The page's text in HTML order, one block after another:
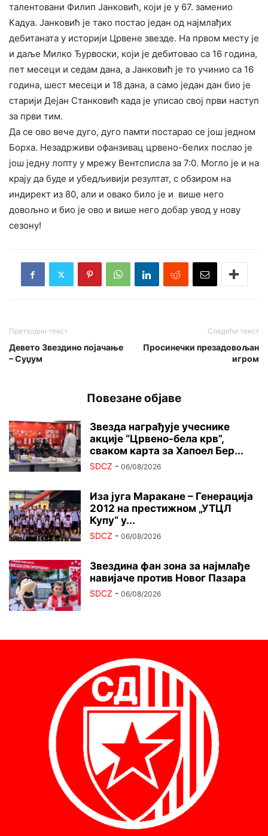
талентовани Филип Јанковић, који је у 67. заменио
Кадуа. Јанковић је тако постао један од најмлађих
дебитаната у историји Црвене звезде. На првом месту је
и даље Милко Ђурвоски, који је дебитовао са 16 година,
пет месеци и седам дана, а Јанковић је то учинио са 16
година, шест месеци и 18 дана, а само један дан био је
старији Дејан Станковић када је уписао свој први наступ
за први тим.
Да се ово вече дуго, дуго памти постарао се још једном
Борха. Незадрживи офанзивац црвено-белих послао је
још једну лопту у мрежу Вентсписла за 7:0. Могло је и на
крају да буде и убедљивији резултат, с обзиром на
индирект из 80, али и овако било је и више него
довољно и био је ово и више него добар увод у нову
сезону!
Претходни текст
Девето Звездино појачање
– Суџум
Следећи текст
Просинечки презадовољан
игром
Повезане објаве
Звезда награђује учеснике
акције “Црвено-бела крв”,
сваком карта за Хапоел Бер...
SDCZ - 06/08/2026
Иза југа Маракане – Генерација
2012 на престижном „УТЦЛ
Купу“ у...
SDCZ - 06/08/2026
Звездина фан зона за најмлађе
навијаче против Новог Пазара
SDCZ - 06/08/2026